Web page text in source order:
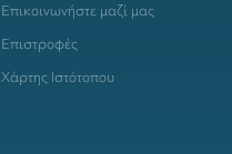
Επικοινωνήστε μαζί μας
Επιστροφές
Χάρτης Ιστότοπου